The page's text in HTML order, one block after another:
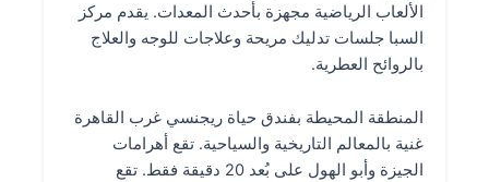
الألعاب الرياضية مجهزة بأحدث المعدات. يقدم مركز
السبا جلسات تدليك مريحة وعلاجات للوجه والعلاج
بالروائح العطرية.
المنطقة المحيطة بفندق حياة ريجنسي غرب القاهرة
غنية بالمعالم التاريخية والسياحية. تقع أهرامات
الجيزة وأبو الهول على بُعد 20 دقيقة فقط. تقع